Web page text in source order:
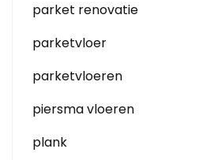
parket renovatie
parketvloer
parketvloeren
piersma vloeren
plank